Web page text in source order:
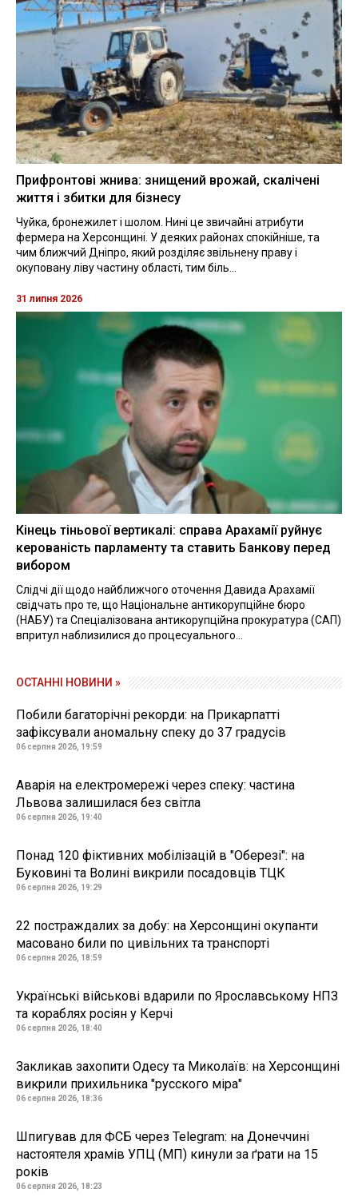
Прифронтові жнива: знищений врожай, скалічені
життя і збитки для бізнесу
Чуйка, бронежилет і шолом. Нині це звичайні атрибути
фермера на Херсонщині. У деяких районах спокійніше, та
чим ближчий Дніпро, який розділяє звільнену праву і
окуповану ліву частину області, тим біль...
31 липня 2026
Кінець тіньової вертикалі: справа Арахамії руйнує
керованість парламенту та ставить Банкову перед
вибором
Слідчі дії щодо найближчого оточення Давида Арахамії
свідчать про те, що Національне антикорупційне бюро
(НАБУ) та Спеціалізована антикорупційна прокуратура (САП)
впритул наблизилися до процесуального...
ОСТАННІ НОВИНИ »
Побили багаторічні рекорди: на Прикарпатті
зафіксували аномальну спеку до 37 градусів
06 серпня 2026, 19:59
Аварія на електромережі через спеку: частина
Львова залишилася без світла
06 серпня 2026, 19:40
Понад 120 фіктивних мобілізацій в "Оберезі": на
Буковині та Волині викрили посадовців ТЦК
06 серпня 2026, 19:29
22 постраждалих за добу: на Херсонщині окупанти
масовано били по цивільних та транспорті
06 серпня 2026, 18:59
Українські військові вдарили по Ярославському НПЗ
та кораблях росіян у Керчі
06 серпня 2026, 18:40
Закликав захопити Одесу та Миколаїв: на Херсонщині
викрили прихильника "русского міра"
06 серпня 2026, 18:36
Шпигував для ФСБ через Telegram: на Донеччині
настоятеля храмів УПЦ (МП) кинули за ґрати на 15
років
06 серпня 2026, 18:23